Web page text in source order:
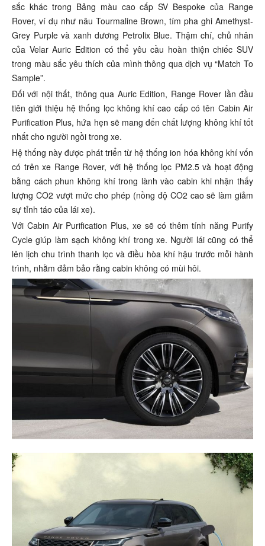
sắc khác trong Bảng màu cao cấp SV Bespoke của Range
Rover, ví dụ như nâu Tourmaline Brown, tím pha ghi Amethyst-
Grey Purple và xanh dương Petrolix Blue. Thậm chí, chủ nhân
của Velar Auric Edition có thể yêu cầu hoàn thiện chiếc SUV
trong màu sắc yêu thích của mình thông qua dịch vụ “Match To
Sample”.
Đối với nội thất, thông qua Auric Edition, Range Rover lần đầu
tiên giới thiệu hệ thống lọc không khí cao cấp có tên Cabin Air
Purification Plus, hứa hẹn sẽ mang đến chất lượng không khí tốt
nhất cho người ngồi trong xe.
Hệ thống này được phát triển từ hệ thống ion hóa không khí vốn
có trên xe Range Rover, với hệ thống lọc PM2.5 và hoạt động
bằng cách phun không khí trong lành vào cabin khi nhận thấy
lượng CO2 vượt mức cho phép (nồng độ CO2 cao sẽ làm giảm
sự tỉnh táo của lái xe).
Với Cabin Air Purification Plus, xe sẽ có thêm tính năng Purify
Cycle giúp làm sạch không khí trong xe. Người lái cũng có thể
lên lịch chu trình thanh lọc và điều hòa khí hậu trước mỗi hành
trình, nhằm đảm bảo rằng cabin không có mùi hôi.